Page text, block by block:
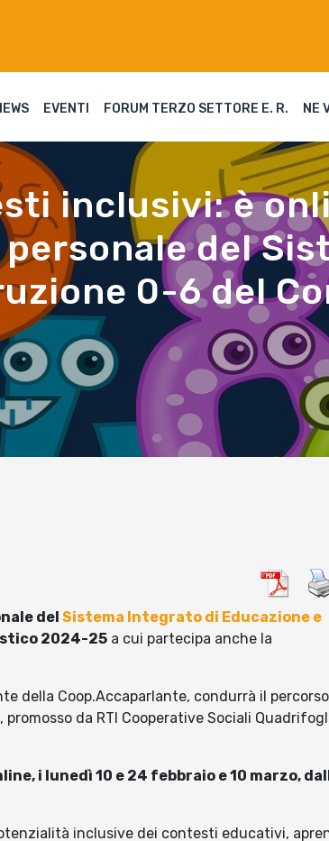
EVENTI FORUM TERZO SETTORE E. R. NE
inclusivi: è
del
0-6 del
del Sistema Integrato di Educazione e
2024-25 a cui partecipa anche la
della Coop.Accaparlante, condurrà il percorso
, promosso da RTI Cooperative Sociali
i lunedì 10 e 24 febbraio e 10 marzo,
inclusive dei contesti educativi,